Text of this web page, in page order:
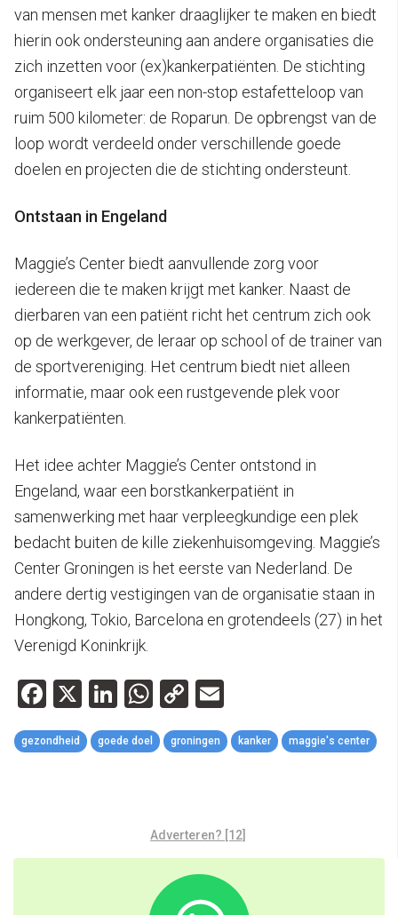
van mensen met kanker draaglijker te maken en biedt
hierin ook ondersteuning aan andere organisaties die
zich inzetten voor (ex)kankerpatiënten. De stichting
organiseert elk jaar een non-stop estafetteloop van
ruim 500 kilometer: de Roparun. De opbrengst van de
loop wordt verdeeld onder verschillende goede
doelen en projecten die de stichting ondersteunt.
Ontstaan in Engeland
Maggie’s Center biedt aanvullende zorg voor
iedereen die te maken krijgt met kanker. Naast de
dierbaren van een patiënt richt het centrum zich ook
op de werkgever, de leraar op school of de trainer van
de sportvereniging. Het centrum biedt niet alleen
informatie, maar ook een rustgevende plek voor
kankerpatiënten.
Het idee achter Maggie’s Center ontstond in
Engeland, waar een borstkankerpatiënt in
samenwerking met haar verpleegkundige een plek
bedacht buiten de kille ziekenhuisomgeving. Maggie’s
Center Groningen is het eerste van Nederland. De
andere dertig vestigingen van de organisatie staan in
Hongkong, Tokio, Barcelona en grotendeels (27) in het
Verenigd Koninkrijk.
Facebook
X LinkedIn
WhatsApp
Copy
Link
gezondheid goede doel groningen kanker maggie's center
Adverteren? [12]